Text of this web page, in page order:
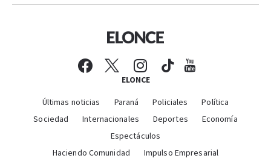
ELONCE
Últimas noticias Paraná Policiales
Política
Sociedad
Internacionales Deportes
Economía
Espectáculos
Haciendo Comunidad
Impulso Empresarial